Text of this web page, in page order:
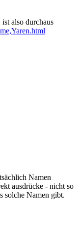
also durchaus
Namen
ausdrücke - nicht so
solche Namen gibt.